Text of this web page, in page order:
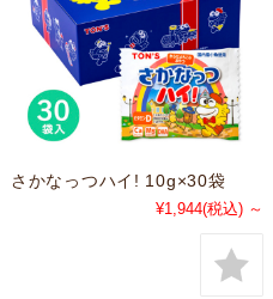
さかなっつハイ! 10g×30袋
¥1,944(税込) ～